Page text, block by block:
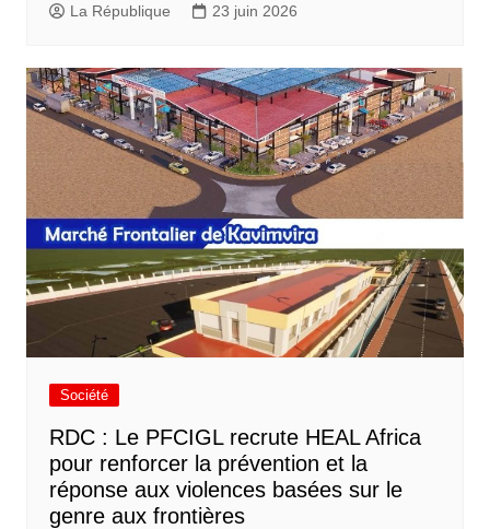
La République 23 juin 2026
Société
RDC : Le PFCIGL recrute HEAL Africa
pour renforcer la prévention et la
réponse aux violences basées sur le
genre aux frontières